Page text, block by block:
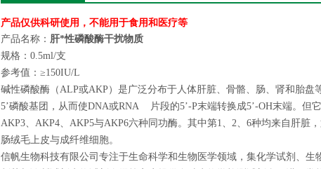
产品仅供科研使用，不能用于食用和医疗等
产品名称： 肝*性磷酸酶干扰物质
规格：0.5ml/支
参考值：≥150IU/L
碱性磷酸酶（ALP或AKP）是广泛分布于人体肝脏、骨骼、肠、肾和胎
5’磷酸基团，从而使DNA或RNA 片段的5’-P末端转换成5’-OH末端。但
AKP3、AKP4、AKP5与AKP6六种同功酶。其中第1、2、6种均来自肝脏
肠绒毛上皮与成纤维细胞。
信帆生物科技有限公司专注于生命科学和生物医学领域，集化学试剂、